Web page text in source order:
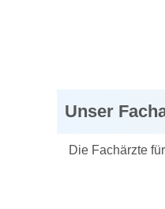
Unser
Die Fachärzte